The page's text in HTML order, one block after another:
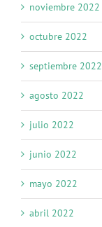
noviembre 2022
octubre 2022
septiembre 2022
agosto 2022
julio 2022
junio 2022
mayo 2022
abril 2022